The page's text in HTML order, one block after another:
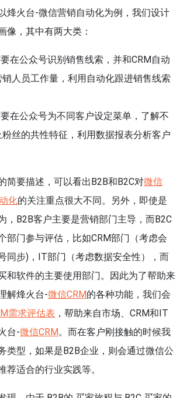
烽火台-微信营销自动化为例，我们设计
像，其中有两大类：
在公众号识别销售线索，并和CRM自动
人员工作量，利用自动化跟进销售线索
在公众号为不同客户设定菜单，了解不
丝的共性特征，利用数据报表分析客户
简要描述，可以看出B2B和B2C对微信
化的关注重点很大不同。另外，即使是
，B2B客户主要是营销部门主导，而B2C
部门参与评估，比如CRM部门（考虑会
同步)，IT部门（考虑数据安全性），而
和软件的主要使用部门。因此为了帮助来
解烽火台-微信CRM的各种功能，我们会
需求评估表 ，帮助来自市场、CRM和IT
台-微信CRM。而在客户刚接触的时候我
类型，如果是B2B企业，则会通过微信公
荐适合的行业实践等。